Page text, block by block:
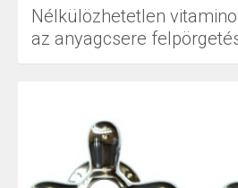
Nélkülözhetetlen
az anyagcsere